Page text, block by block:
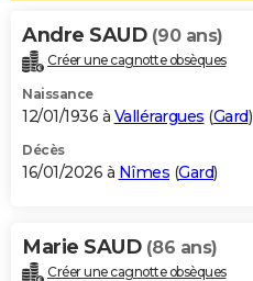
Alimentation
Guide de la santé
Maladies
Médicaments
Sommeil
VOYAGE
Destinations
City break
Voyage nature
Voyage de noces
Forum
Climat
+PHOTO
GUIDES D'ACHAT
BONS PLANS
Carte de Noël
Carte Bonne année
Carte Saint-Valentin
Carte Pâques
Carte d'anniversaire
DICTIONNAIRE
Andre SAUD (90 ans)
Créer une cagnotte obsèques
Naissance
12/01/1936 à Vallérargues (Gard)
Décès
16/01/2026 à Nîmes (Gard)
Marie SAUD (86 ans)
Créer une cagnotte obsèques